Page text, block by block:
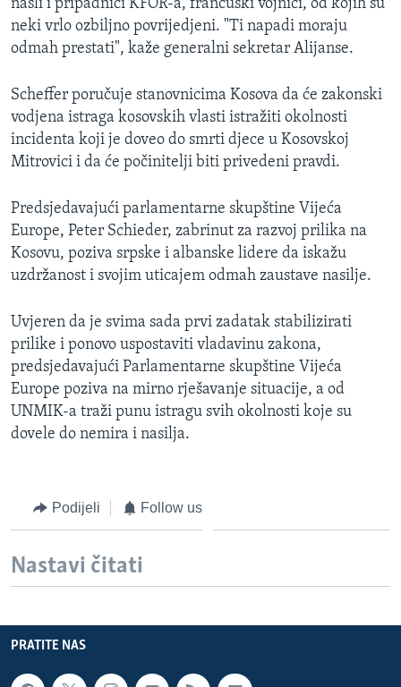
našli i pripadnici KFOR-a, francuski vojnici, od kojih su
neki vrlo ozbiljno povrijedjeni. "Ti napadi moraju
odmah prestati", kaže generalni sekretar Alijanse.
Scheffer poručuje stanovnicima Kosova da će zakonski
vodjena istraga kosovskih vlasti istražiti okolnosti
incidenta koji je doveo do smrti djece u Kosovskoj
Mitrovici i da će počinitelji biti privedeni pravdi.
Predsjedavajući parlamentarne skupštine Vijeća
Europe, Peter Schieder, zabrinut za razvoj prilika na
Kosovu, poziva srpske i albanske lidere da iskažu
uzdržanost i svojim uticajem odmah zaustave nasilje.
Uvjeren da je svima sada prvi zadatak stabilizirati
prilike i ponovo uspostaviti vladavinu zakona,
predsjedavajući Parlamentarne skupštine Vijeća
Europe poziva na mirno rješavanje situacije, a od
UNMIK-a traži punu istragu svih okolnosti koje su
dovele do nemira i nasilja.
Podijeli Follow us
Nastavi čitati
PRATITE NAS